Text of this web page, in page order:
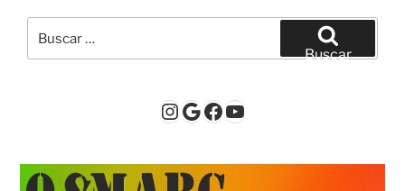
por:
Buscar
Instagram
Google
Facebook
YouTube